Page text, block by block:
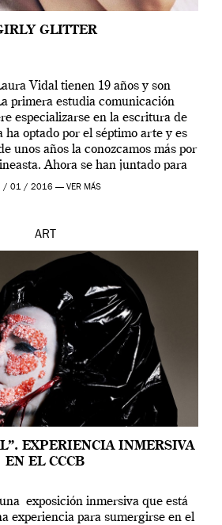
GLITTER
Vidal tienen 19 años y son
primera estudia comunicación
especializarse en la escritura de
ha optado por el séptimo arte y es
unos años la conozcamos más por
Ahora se han juntado para
una […]
/ 01 / 2016 — VER MÁS
ART
EXPERIENCIA INMERSIVA
EN EL CCCB
exposición inmersiva que está
experiencia para sumergirse en el